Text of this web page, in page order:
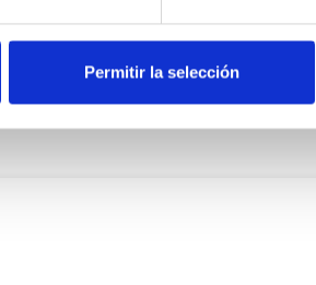
Permitir la selección